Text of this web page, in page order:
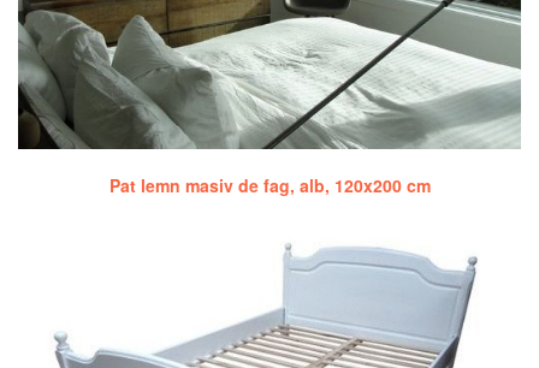
Pat lemn masiv de fag, alb, 120x200 cm